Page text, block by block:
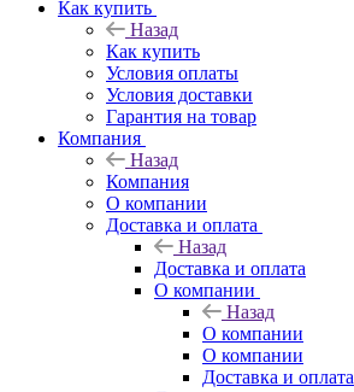
Как купить
Назад
Как купить
Условия оплаты
Условия доставки
Гарантия на товар
Компания
Назад
Компания
О компании
Доставка и оплата
Назад
Доставка и оплата
О компании
Назад
О компании
О компании
Доставка и оплата